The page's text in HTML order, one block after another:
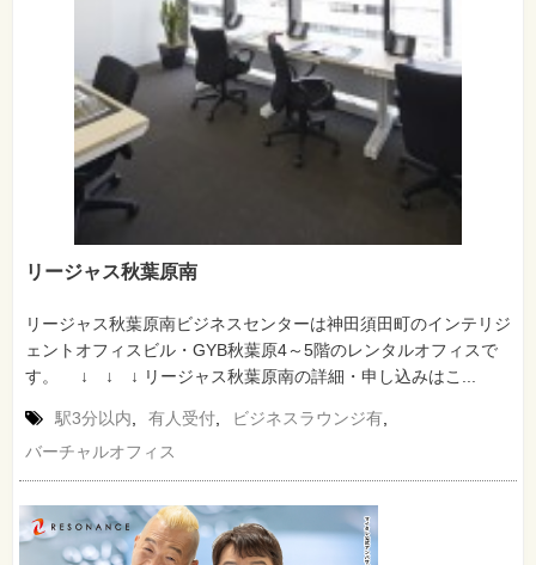
リージャス秋葉原南
リージャス秋葉原南ビジネスセンターは神田須田町のインテリジ
ェントオフィスビル・GYB秋葉原4～5階のレンタルオフィスで
す。 ↓ ↓ ↓ リージャス秋葉原南の詳細・申し込みはこ...
駅3分以内 有人受付 ビジネスラウンジ有
バーチャルオフィス